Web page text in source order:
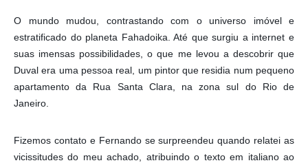
O mundo mudou, contrastando com o universo imóvel e
estratificado do planeta Fahadoika. Até que surgiu a internet e
suas imensas possibilidades, o que me levou a descobrir que
Duval era uma pessoa real, um pintor que residia num pequeno
apartamento da Rua Santa Clara, na zona sul do Rio de
Janeiro.
Fizemos contato e Fernando se surpreendeu quando relatei as
vicissitudes do meu achado, atribuindo o texto em italiano ao